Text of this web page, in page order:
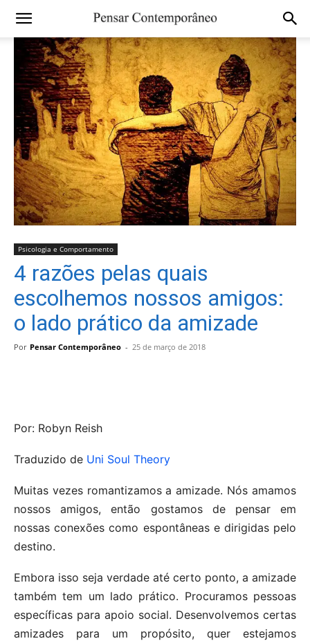
Psicologia e Comportamento
4 razões pelas quais
escolhemos nossos amigos:
o lado prático da amizade
Por Pensar Contemporâneo - 25 de março de 2018
Por: Robyn Reish
Traduzido de Uni Soul Theory
Muitas vezes romantizamos a amizade. Nós amamos
nossos amigos, então gostamos de pensar em
nossas conexões como espontâneas e dirigidas pelo
destino.
Embora isso seja verdade até certo ponto, a amizade
também tem um lado prático. Procuramos pessoas
específicas para apoio social. Desenvolvemos certas
amizades para um propósito, quer estejamos